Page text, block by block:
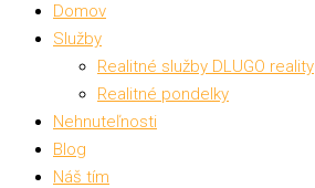
Domov
Služby
Realitné služby DLUGO reality
Realitné pondelky
Nehnuteľnosti
Blog
Náš tím